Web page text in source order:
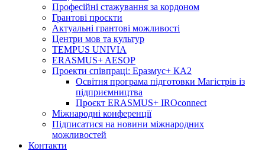
Професійні стажування за кордоном
Грантові проєкти
Актуальні грантові можливості
Центри мов та культур
TEMPUS UNIVIA
ERASMUS+ AESOP
Проекти співпраці: Еразмус+ КА2
Освітня програма підготовки Магістрів із
підприємництва
Проєкт ERASMUS+ IROconnect
Міжнародні конференції
Підписатися на новини міжнародних
можливостей
Контакти